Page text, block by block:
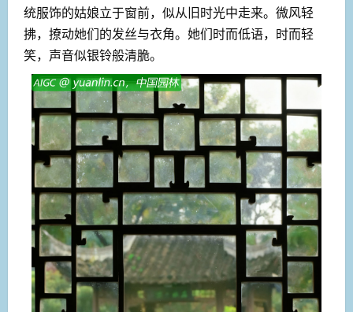
统服饰的姑娘立于窗前，似从旧时光中走来。微风轻
拂，撩动她们的发丝与衣角。她们时而低语，时而轻
笑，声音似银铃般清脆。